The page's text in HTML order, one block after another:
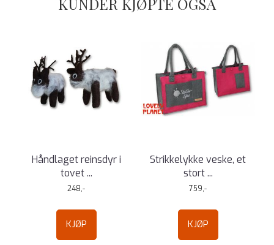
Håndlaget reinsdyr i
tovet ...
248,-
KJØP
Strikkelykke veske, et
stort ...
759,-
KJØP